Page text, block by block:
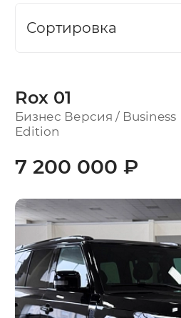
Сортировка
Rox 01
Бизнес Версия / Business
Edition
7 200 000 ₽